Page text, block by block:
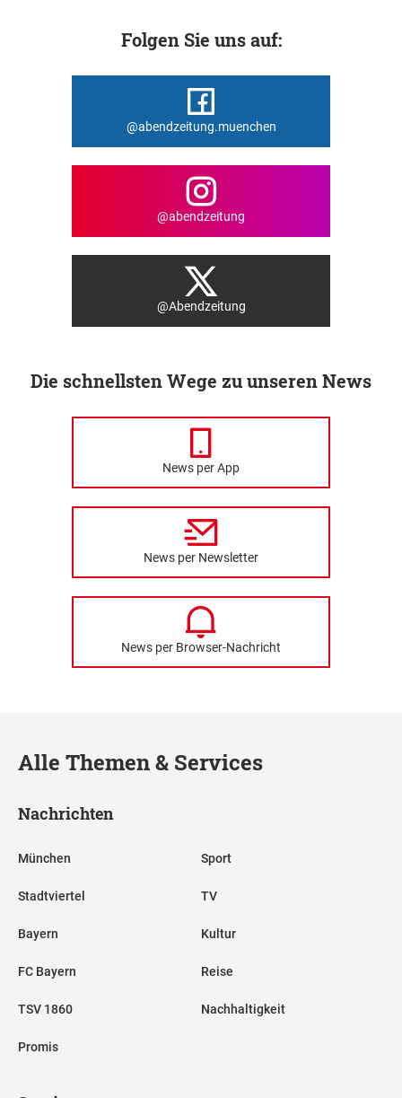
Folgen Sie uns auf:
@abendzeitung.muenchen
@abendzeitung
@Abendzeitung
Die schnellsten Wege zu unseren News
News per App
News per Newsletter
News per Browser-Nachricht
Alle Themen & Services
Nachrichten
München
Stadtviertel
Bayern
FC Bayern
TSV 1860
Promis
Sport
TV
Kultur
Reise
Nachhaltigkeit